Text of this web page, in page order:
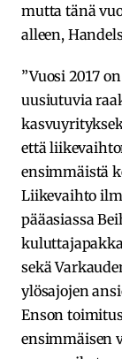
mutta tänä
alleen,
”Vuosi 2017
uusiutuvia
että
ensimmäistä
Liikevaihto
pääasiassa
sekä
ylösajojen
Enson
ensimmäisen